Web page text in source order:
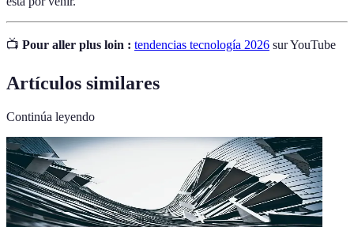
📺 Pour aller plus loin : tendencias tecnología 2026 sur YouTube
Artículos similares
Continúa leyendo